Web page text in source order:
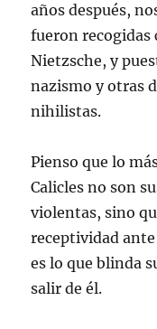
años después,
fueron
Nietzsche, y
nazismo y otras
nihilistas.
Pienso que lo
Calicles no son
violentas, sino
receptividad
es lo que blinda
salir de él.